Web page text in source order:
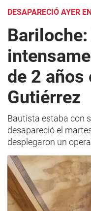
DESAPARECIÓ AYER
de 2 años
Gutiérrez
Bautista estaba con
desapareció el
desplegaron un